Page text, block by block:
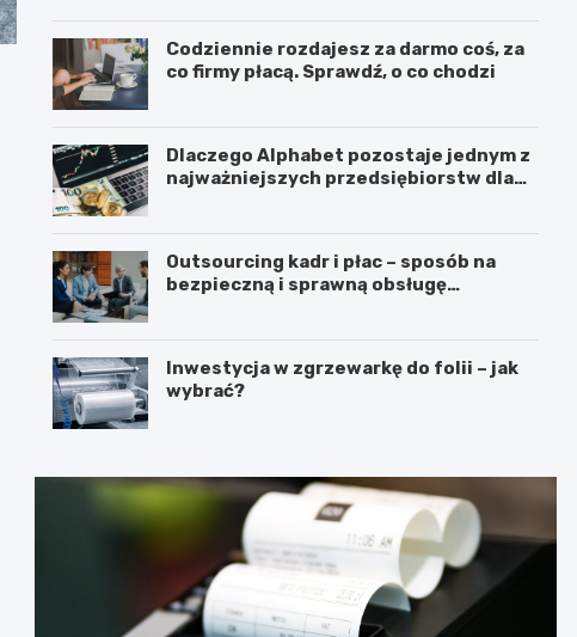
Codziennie rozdajesz za darmo coś, za
co firmy płacą. Sprawdź, o co chodzi
Dlaczego Alphabet pozostaje jednym z
najważniejszych przedsiębiorstw dla
Outsourcing kadr i płac – sposób na
bezpieczną i sprawną obsługę
Inwestycja w zgrzewarkę do folii – jak
wybrać?